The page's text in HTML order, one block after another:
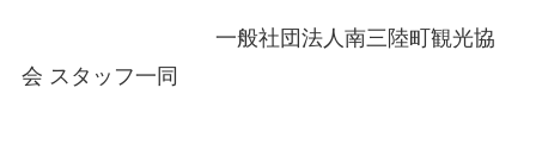
一般社団法人南三陸町観光協
会 スタッフ一同